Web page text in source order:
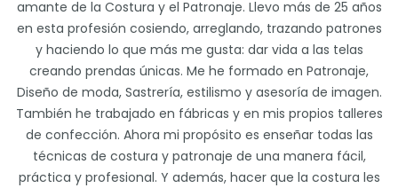
amante de la Costura y el Patronaje. Llevo más de 25 años
en esta profesión cosiendo, arreglando, trazando patrones
y haciendo lo que más me gusta: dar vida a las telas
creando prendas únicas. Me he formado en Patronaje,
Diseño de moda, Sastrería, estilismo y asesoría de imagen.
También he trabajado en fábricas y en mis propios talleres
de confección. Ahora mi propósito es enseñar todas las
técnicas de costura y patronaje de una manera fácil,
práctica y profesional. Y además, hacer que la costura les